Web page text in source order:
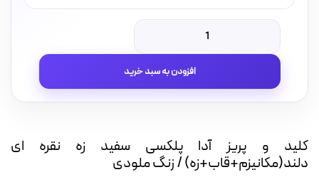
کلید و پریز آدا پلکسی سفید زه نقره ای
دلند(مکانیزم+قاب+زه) / زنگ ملودی
کلید
و
پریز
آدا
زه
نقره
ای
افزودن به سبد خرید